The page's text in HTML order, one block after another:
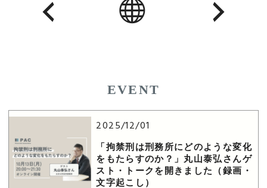
EVENT
2025/12/01
「拘禁刑は刑務所にどのような変化
をもたらすのか？」丸山泰弘さんゲ
スト・トークを開きました（録画・
文字起こし）